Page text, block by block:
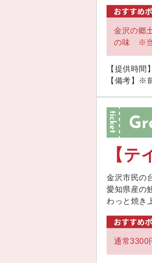
金沢の郷
の味 ※当
【提供時
【備考】※
【
金沢市民の
愛知県産の
わっと焼き
通常3300